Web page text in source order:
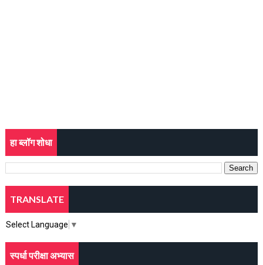
हा ब्लॉग शोधा
TRANSLATE
Select Language ▼
स्पर्धा परीक्षा अभ्यास